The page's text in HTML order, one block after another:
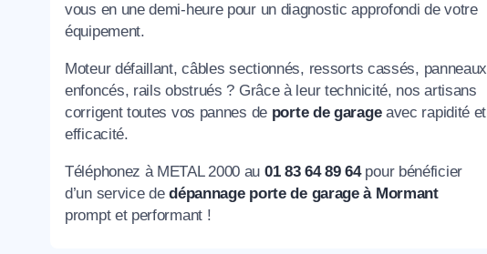
vous en une demi-heure pour un diagnostic approfondi de votre
équipement.
Moteur défaillant, câbles sectionnés, ressorts cassés, panneaux
enfoncés, rails obstrués ? Grâce à leur technicité, nos artisans
corrigent toutes vos pannes de porte de garageavec rapidité et
efficacité.
Téléphonez à METAL 2000 au 01 83 64 89 64pour bénéficier
d’un service dedépannage porte de garage à Mormant
prompt et performant !
Téléphone
+33